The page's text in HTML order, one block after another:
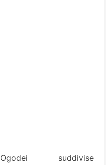
Ogodei suddivise